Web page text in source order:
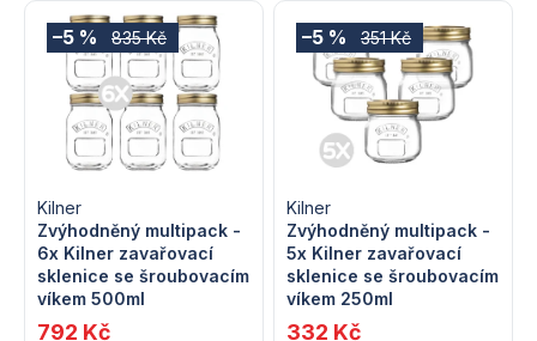
p
o
V
s
p
835 Kč
–5 %
Zvýhodněný multipack -
6x Kilner zavařovací
sklenice se šroubovacím
víkem 500ml
Kilner
792 Kč
351 Kč
–5 %
Zvýhodněný multipack -
5x Kilner zavařovací
sklenice se šroubovacím
víkem 250ml
Kilner
332 Kč